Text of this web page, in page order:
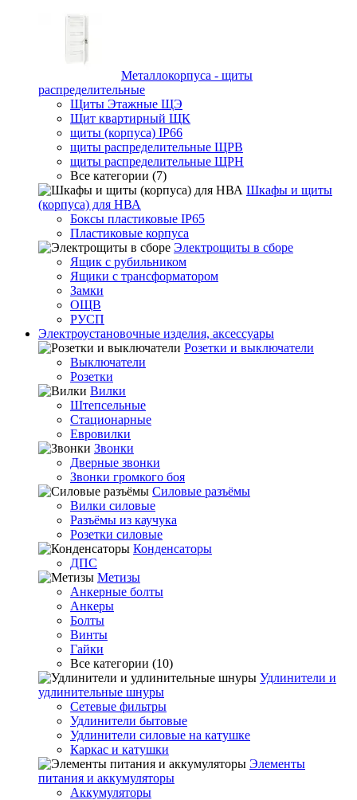
Металлокорпуса - щиты
распределительные
Щиты Этажные ЩЭ
Щит квартирный ЩК
щиты (корпуса) IP66
щиты распределительные ЩРВ
щиты распределительные ЩРН
Все категории (7)
Шкафы и щиты
(корпуса) для НВА
Боксы пластиковые IP65
Пластиковые корпуса
Электрощиты в сборе
Ящик с рубильником
Ящики с трансформатором
Замки
ОЩВ
РУСП
Электроустановочные изделия, аксессуары
Розетки и выключатели
Выключатели
Розетки
Вилки
Штепсельные
Стационарные
Евровилки
Звонки
Дверные звонки
Звонки громкого боя
Силовые разъёмы
Вилки силовые
Разъёмы из каучука
Розетки силовые
Конденсаторы
ДПС
Метизы
Анкерные болты
Анкеры
Болты
Винты
Гайки
Все категории (10)
Удлинители и
удлинительные шнуры
Сетевые фильтры
Удлинители бытовые
Удлинители силовые на катушке
Каркас и катушки
Элементы
питания и аккумуляторы
Аккумуляторы